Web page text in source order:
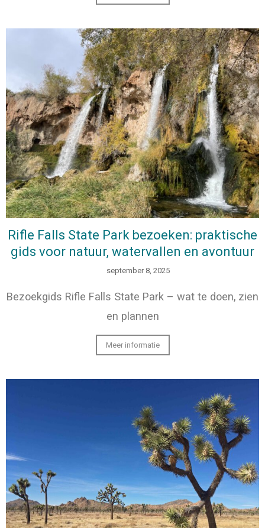
Rifle Falls State Park bezoeken: praktische
gids voor natuur, watervallen en avontuur
september 8, 2025
Bezoekgids Rifle Falls State Park – wat te doen, zien
en plannen
Meer informatie